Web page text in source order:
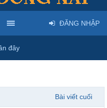
theo nhu cầu phổ biến
Bài viết cuối
đây
ĐĂNG NHẬP